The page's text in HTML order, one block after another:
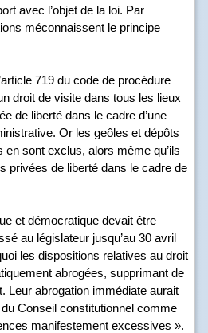
avec l’objet de la loi. Par
méconnaissent le principe
719 du code de procédure
droit de visite dans tous les lieux
de liberté dans le cadre d’une
Or les geôles et dépôts
sont exclus, alors même qu’ils
privées de liberté dans le cadre de
et démocratique devait être
au législateur jusqu’au 30 avril
les dispositions relatives au droit
abrogées, supprimant de
Leur abrogation immédiate aurait
Conseil constitutionnel comme
manifestement excessives ».